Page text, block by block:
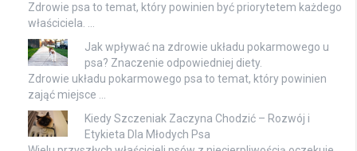
Zdrowie psa to temat, który powinien być priorytetem każdego
właściciela. …
Jak wpływać na zdrowie układu pokarmowego u
psa? Znaczenie odpowiedniej diety.
Zdrowie układu pokarmowego psa to temat, który powinien
zająć miejsce …
Kiedy Szczeniak Zaczyna Chodzić – Rozwój i
Etykieta Dla Młodych Psa